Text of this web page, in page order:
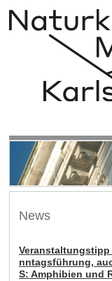
News
Veranstaltungstipp
nntagsführung,
S: Amphibien und